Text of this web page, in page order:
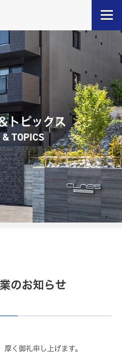
トピックス
TOPICS
のお知らせ
く御礼申し上げます。